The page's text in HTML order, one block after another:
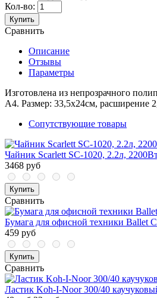
Кол-во:
Купить
Сравнить
Описание
Отзывы
Параметры
Изготовлена из непрозрачного
А4. Размер: 33,5х24см, расширение
Сопутствующие товары
Чайник Scarlett SC-1020, 2.2л,
3468 руб
Купить
Сравнить
Бумага для офисной техники Ballet
459 руб
Купить
Сравнить
Ластик Koh-I-Noor 300/40